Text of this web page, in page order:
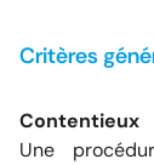
Critères
Contentieux
Une